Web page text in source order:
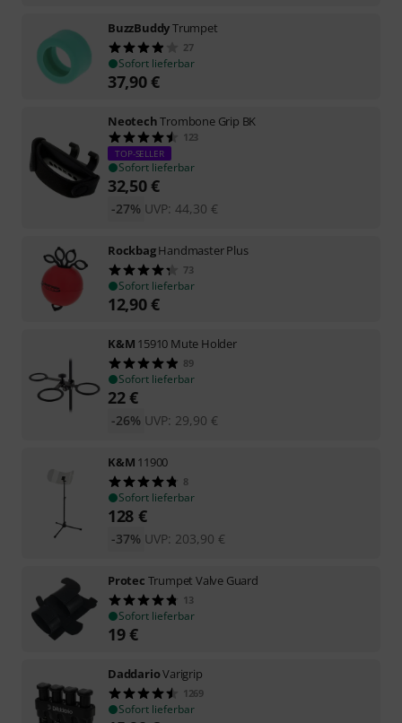
BuzzBuddyTrumpet
27
Sofort lieferbar
37,90€
NeotechTrombone Grip BK
123
TOP-SELLER
Sofort lieferbar
32,50€
UVP: 44,30 €
-27%
RockbagHandmaster Plus
73
Sofort lieferbar
12,90€
K&M 15910 Mute Holder
89
Sofort lieferbar
22€
UVP: 29,90 €
-26%
K&M 11900
8
Sofort lieferbar
128 €
UVP: 203,90 €
-37%
Protec Trumpet Valve Guard
13
Sofort lieferbar
19€
DaddarioVarigrip
1269
Sofort lieferbar